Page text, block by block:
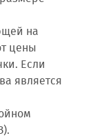
на
цены
Если
является